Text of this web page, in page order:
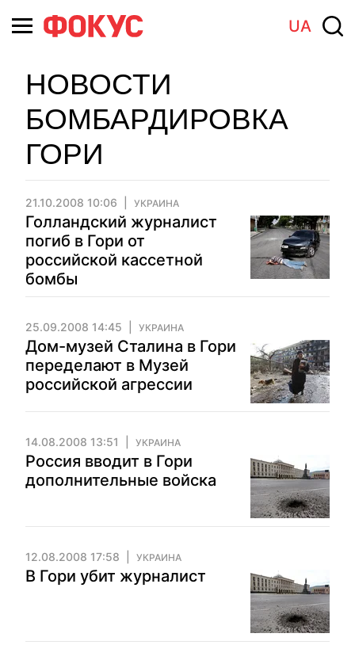
UA
НОВОСТИ
БОМБАРДИРОВКА
ГОРИ
21.10.2008 10:06 УКРАИНА
Голландский журналист
погиб в Гори от
российской кассетной
бомбы
25.09.2008 14:45 УКРАИНА
Дом-музей Сталина в Гори
переделают в Музей
российской агрессии
14.08.2008 13:51 УКРАИНА
Россия вводит в Гори
дополнительные войска
12.08.2008 17:58 УКРАИНА
В Гори убит журналист